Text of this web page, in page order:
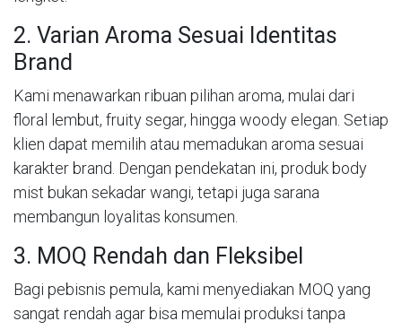
2. Varian Aroma Sesuai Identitas
Brand
Kami menawarkan ribuan pilihan aroma, mulai dari
floral lembut, fruity segar, hingga woody elegan. Setiap
klien dapat memilih atau memadukan aroma sesuai
karakter brand. Dengan pendekatan ini, produk body
mist bukan sekadar wangi, tetapi juga sarana
membangun loyalitas konsumen.
3. MOQ Rendah dan Fleksibel
Bagi pebisnis pemula, kami menyediakan MOQ yang
sangat rendah agar bisa memulai produksi tanpa